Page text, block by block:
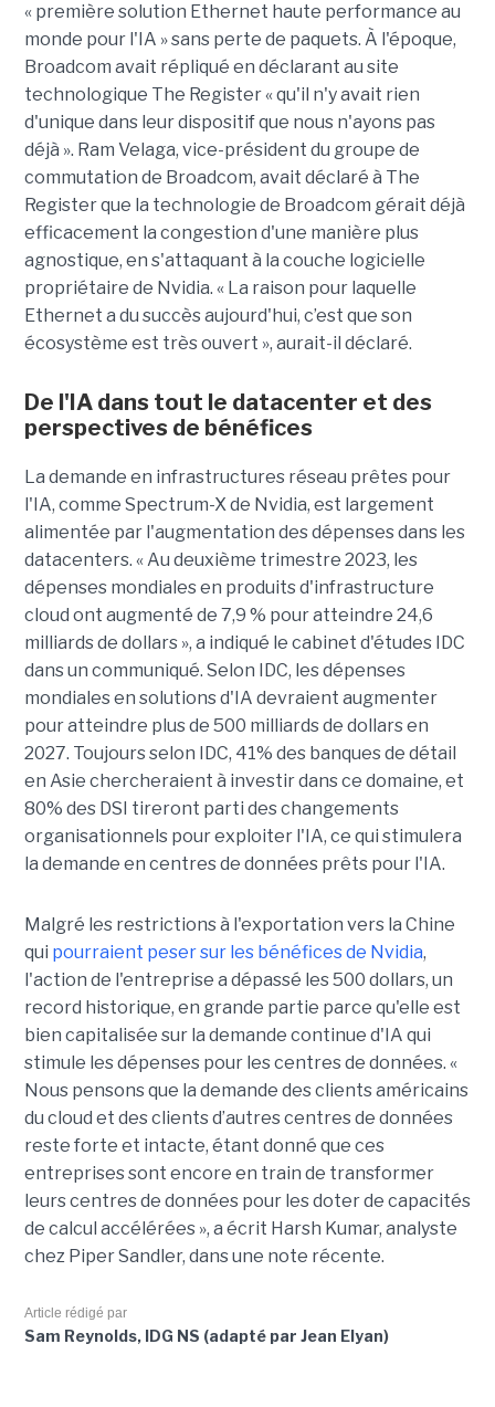
« première solution Ethernet haute performance au
monde pour l'IA » sans perte de paquets. À l'époque,
Broadcom avait répliqué en déclarant au site
technologique The Register « qu'il n'y avait rien
d'unique dans leur dispositif que nous n'ayons pas
déjà ». Ram Velaga, vice-président du groupe de
commutation de Broadcom, avait déclaré à The
Register que la technologie de Broadcom gérait déjà
efficacement la congestion d'une manière plus
agnostique, en s'attaquant à la couche logicielle
propriétaire de Nvidia. « La raison pour laquelle
Ethernet a du succès aujourd'hui, c’est que son
écosystème est très ouvert », aurait-il déclaré.
De l'IA dans tout le datacenter et des
perspectives de bénéfices
La demande en infrastructures réseau prêtes pour
l'IA, comme Spectrum-X de Nvidia, est largement
alimentée par l'augmentation des dépenses dans les
datacenters. « Au deuxième trimestre 2023, les
dépenses mondiales en produits d'infrastructure
cloud ont augmenté de 7,9 % pour atteindre 24,6
milliards de dollars », a indiqué le cabinet d'études IDC
dans un communiqué. Selon IDC, les dépenses
mondiales en solutions d'IA devraient augmenter
pour atteindre plus de 500 milliards de dollars en
2027. Toujours selon IDC, 41% des banques de détail
en Asie chercheraient à investir dans ce domaine, et
80% des DSI tireront parti des changements
organisationnels pour exploiter l'IA, ce qui stimulera
la demande en centres de données prêts pour l'IA.
Malgré les restrictions à l'exportation vers la Chine
qui pourraient peser sur les bénéfices de Nvidia,
l'action de l'entreprise a dépassé les 500 dollars, un
record historique, en grande partie parce qu'elle est
bien capitalisée sur la demande continue d'IA qui
stimule les dépenses pour les centres de données. «
Nous pensons que la demande des clients américains
du cloud et des clients d’autres centres de données
reste forte et intacte, étant donné que ces
entreprises sont encore en train de transformer
leurs centres de données pour les doter de capacités
de calcul accélérées », a écrit Harsh Kumar, analyste
chez Piper Sandler, dans une note récente.
Article rédigé par
Sam Reynolds, IDG NS (adapté par Jean Elyan)